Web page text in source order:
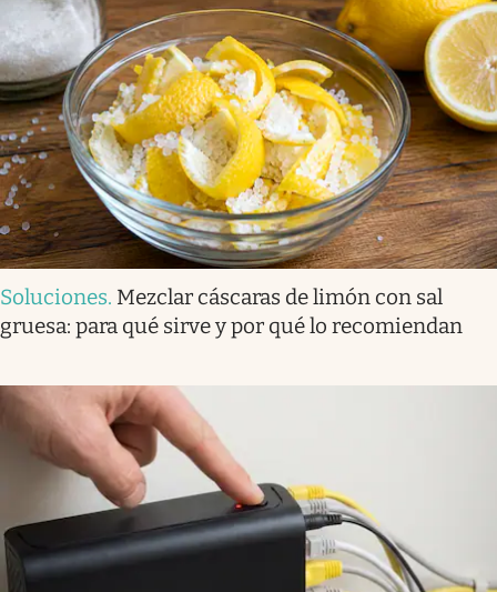
Soluciones. Mezclar cáscaras de limón con sal
gruesa: para qué sirve y por qué lo recomiendan